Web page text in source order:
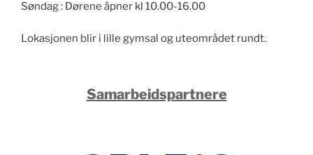
Søndag : Dørene åpner kl 10.00-16.00
Lokasjonen blir i lille gymsal og uteområdet rundt.
Samarbeidspartnere